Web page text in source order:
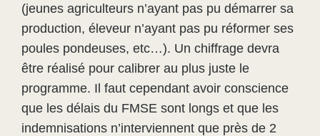
(jeunes agriculteurs n’ayant pas pu démarrer sa
production, éleveur n’ayant pas pu réformer ses
poules pondeuses, etc…). Un chiffrage devra
être réalisé pour calibrer au plus juste le
programme. Il faut cependant avoir conscience
que les délais du FMSE sont longs et que les
indemnisations n’interviennent que près de 2